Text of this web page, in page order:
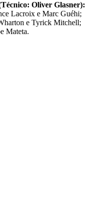
Oliver Glasner):
Lacroix e Marc Guéhi;
e Tyrick Mitchell;
Mateta.